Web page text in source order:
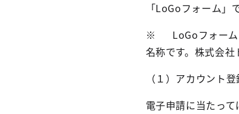
「LoGoフォーム」
※
LoGoフォー
名称です。株式会社
（１）アカウント登
電子申請に当たって